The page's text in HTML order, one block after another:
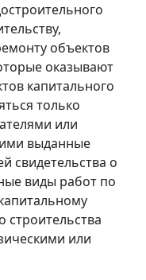
объектов
оказывают
капитального
только
или
выданные
свидетельства о
виды работ по
строительства
или